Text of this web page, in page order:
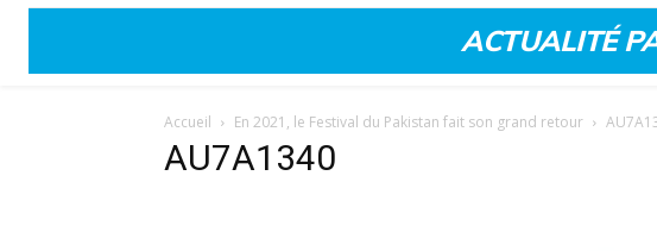
ACTUALITÉ
Accueil En 2021, le Festival du Pakistan fait son grand retour
AU7A1340